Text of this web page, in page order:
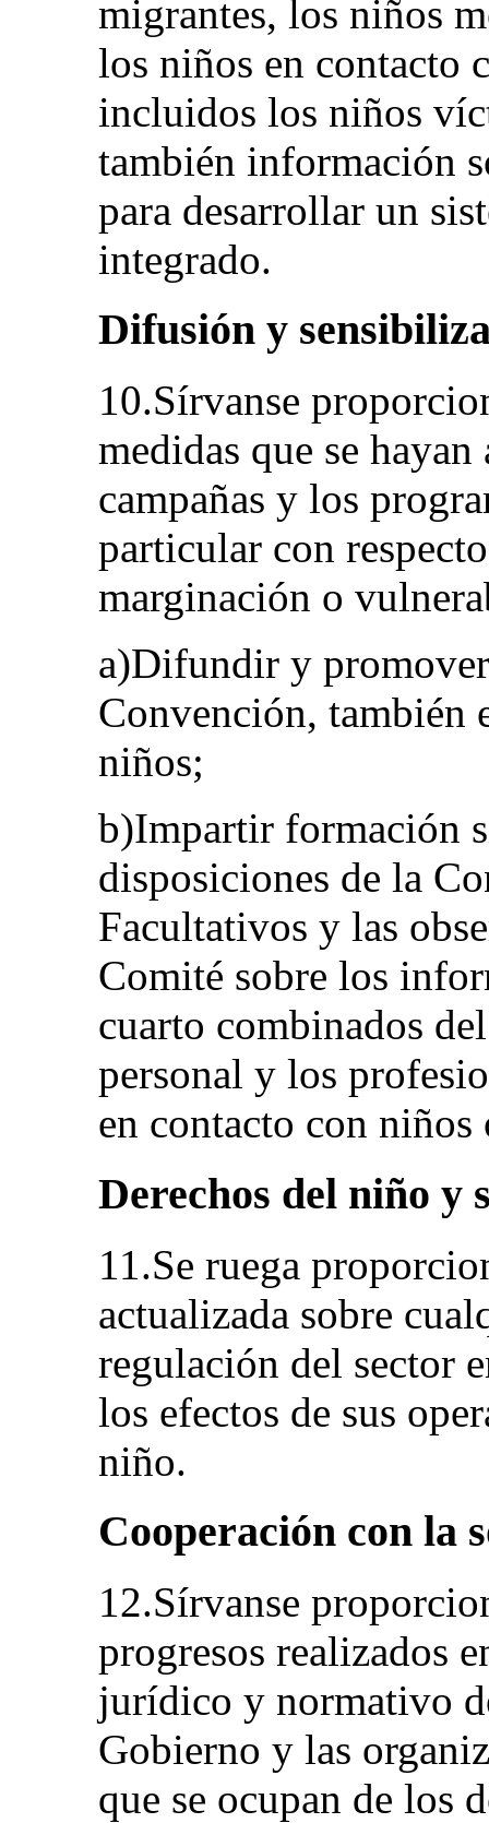
migrantes, los niños
los niños en contacto
incluidos los niños
también información
para desarrollar un
integrado.
Difusión y
10.Sírvanse
medidas que se
campañas y los
particular con
marginación o
a)Difundir y
Convención, también
niños;
b)Impartir formación
disposiciones de la
Facultativos y las
Comité sobre los
cuarto combinados
personal y los
en contacto con
Derechos del niño y
11.Se ruega
actualizada sobre
regulación del sector
los efectos de sus
niño.
Cooperación con la
12.Sírvanse
progresos realizados
jurídico y normativo
Gobierno y las
que se ocupan de los